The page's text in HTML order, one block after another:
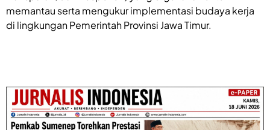
memantau serta mengukur implementasi budaya kerja
di lingkungan Pemerintah Provinsi Jawa Timur.